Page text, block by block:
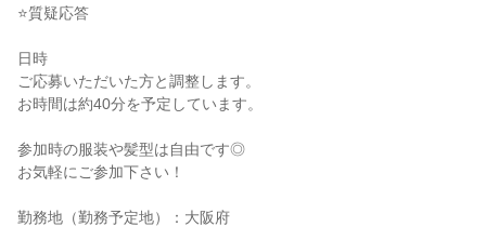
⭐質疑応答
日時
ご応募いただいた方と調整します。
お時間は約40分を予定しています。
参加時の服装や髪型は自由です◎
お気軽にご参加下さい！
勤務地（勤務予定地）：大阪府